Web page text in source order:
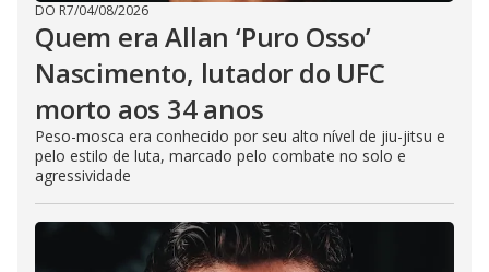
DO R7/04/08/2026
Quem era Allan ‘Puro Osso’
Nascimento, lutador do UFC
morto aos 34 anos
Peso-mosca era conhecido por seu alto nível de jiu-jitsu e
pelo estilo de luta, marcado pelo combate no solo e
agressividade